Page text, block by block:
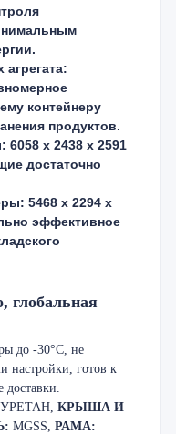
контейнеру
продуктов.
x 2438 x 2591
достаточно
5468 x 2294 x
эффективное
глобальная
до -30°C, не
настройки, готов к
доставки.
КРЫША И
MGSS, РАМА: